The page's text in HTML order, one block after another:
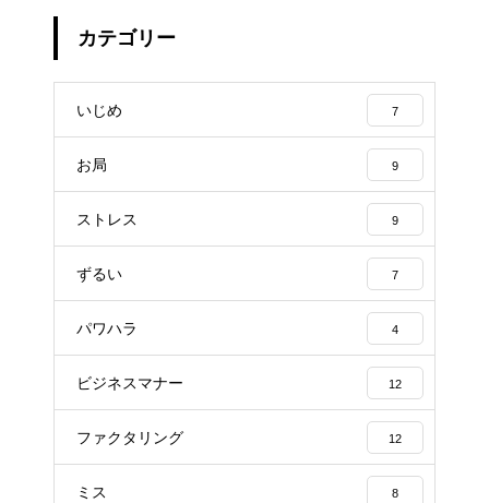
カテゴリー
いじめ 7
お局 9
ストレス 9
ずるい 7
パワハラ 4
ビジネスマナー 12
ファクタリング 12
ミス 8